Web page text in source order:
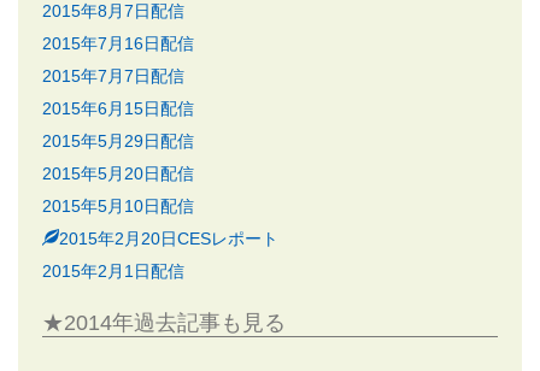
2015年8月7日配信
2015年7月16日配信
2015年7月7日配信
2015年6月15日配信
2015年5月29日配信
2015年5月20日配信
2015年5月10日配信
2015年2月20日CESレポート
2015年2月1日配信
★2014年過去記事も見る